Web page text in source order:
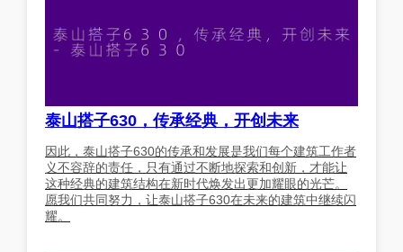
泰山搭子630，传承经典，开创未来
因此，泰山搭子630的传承和发展是我们每个建筑工作者
义不容辞的责任，只有通过不断地探索和创新，才能让
这种经典的建筑结构在新时代焕发出更加耀眼的光芒。
愿我们共同努力，让泰山搭子630在未来的建筑中继续闪
耀。